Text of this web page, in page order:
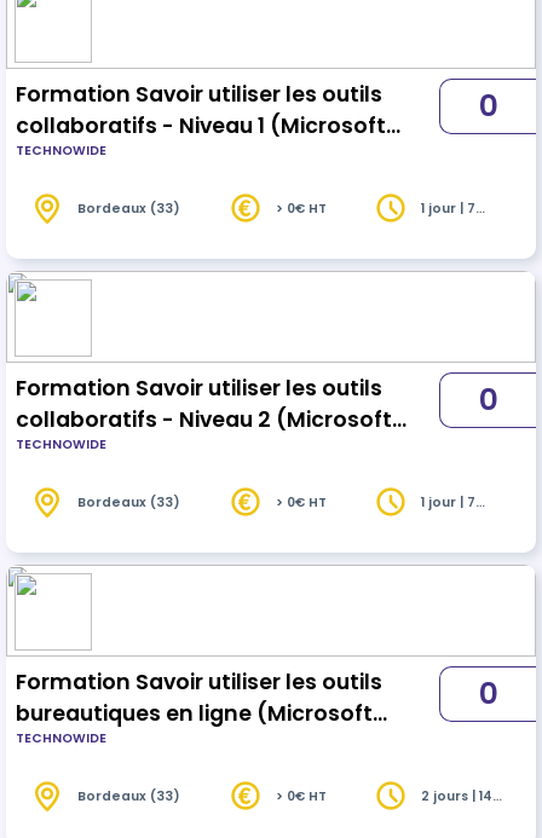
Formation Savoir utiliser les outils
collaboratifs - Niveau 1 (Microsoft
Office 365)
TECHNOWIDE
0
Bordeaux (33) > 0€ HT
1 jour | 7
Formation Savoir utiliser les outils
collaboratifs - Niveau 2 (Microsoft
Office 365)
TECHNOWIDE
0
Bordeaux (33) > 0€ HT
1 jour | 7
Formation Savoir utiliser les outils
bureautiques en ligne (Microsoft
Office 365)
TECHNOWIDE
0
Bordeaux (33) > 0€ HT
2 jours | 14